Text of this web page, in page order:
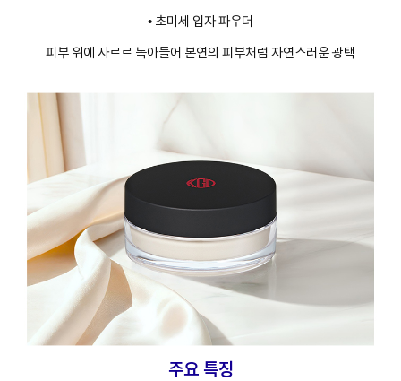
• 초미세 입자 파우더
피부 위에 사르르 녹아들어 본연의 피부처럼 자연스러운 광택
주요 특징